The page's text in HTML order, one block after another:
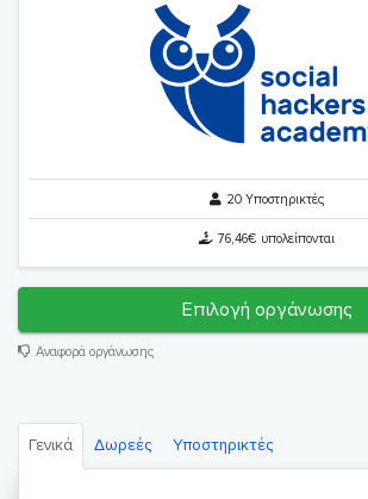
20 Υποστηρικτές
76,46€ υπολείπονται
Επιλογή οργάνωσης
Αναφορά οργάνωσης
Γενικά Δωρεές Υποστηρικτές